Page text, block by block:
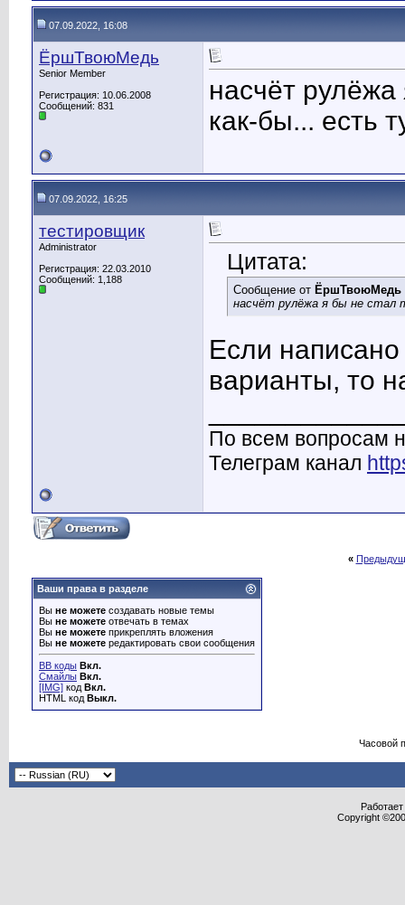
07.09.2022, 16:08
ЁршТвоюМедь
Senior Member
Регистрация: 10.06.2008
Сообщений: 831
насчёт рулёжа
как-бы... есть
07.09.2022, 16:25
тестировщик
Administrator
Регистрация: 22.03.2010
Сообщений: 1,188
Цитата:
Сообщение от ЁршТвоюМедь
насчёт рулёжа я бы не
Если
варианты, то
По всем вопросам
Телеграм канал
«
Ваши права в разделе
Вы не можете создавать новые темы
Вы не можете отвечать в темах
Вы не можете прикреплять вложения
Вы не можете редактировать свои сообщения
BB коды Вкл.
Смайлы Вкл.
[IMG] код Вкл.
HTML код Выкл.
Часовой
Copyright